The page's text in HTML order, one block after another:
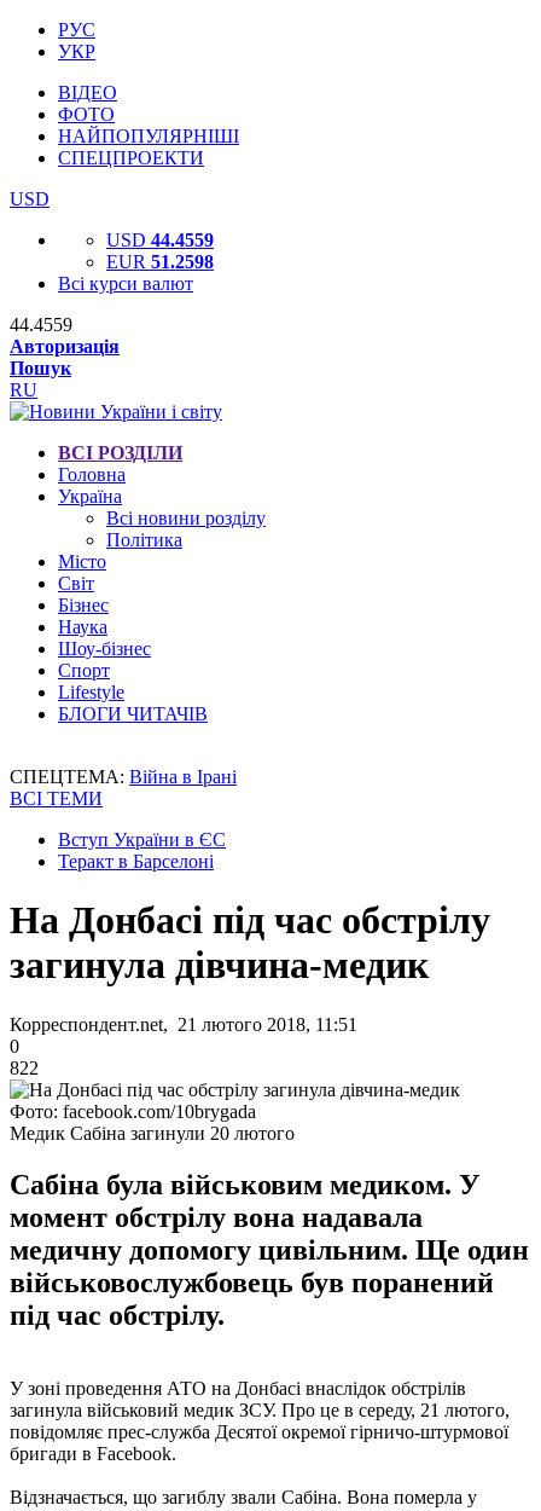
РУС
УКР
ВІДЕО
ФОТО
НАЙПОПУЛЯРНІШІ
СПЕЦПРОЕКТИ
USD
USD 44.4559
EUR 51.2598
Всі курси валют
44.4559
Авторизація
Пошук
RU
ВСІ РОЗДІЛИ
Головна
Україна
Всі новини розділу
Політика
Місто
Світ
Бізнес
Наука
Шоу-бізнес
Спорт
Lifestyle
БЛОГИ ЧИТАЧІВ
СПЕЦТЕМА: Війна в Ірані
ВСІ ТЕМИ
Вступ України в ЄС
Теракт в Барселоні
На Донбасі під час обстрілу
загинула дівчина-медик
Корреспондент.net, 21 лютого 2018, 11:51
0
822
Фото: facebook.com/10brygada
Медик Сабіна загинули 20 лютого
Сабіна була військовим медиком. У
момент обстрілу вона надавала
медичну допомогу цивільним. Ще один
військовослужбовець був поранений
під час обстрілу.
У зоні проведення АТО на Донбасі внаслідок обстрілів
загинула військовий медик ЗСУ. Про це в середу, 21 лютого,
повідомляє прес-служба Десятої окремої гірничо-штурмової
бригади в Facebook.
Відзначається, що загиблу звали Сабіна. Вона померла у